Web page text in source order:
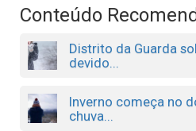
Conteúdo
Distrito da Guarda
devido...
Inverno começa no
chuva...